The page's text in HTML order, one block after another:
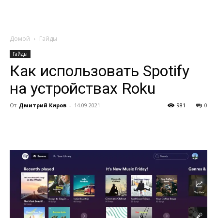
Домой Гайды
Гайды
Как использовать Spotify
на устройствах Roku
От Дмитрий Киров - 14.09.2021 0
981